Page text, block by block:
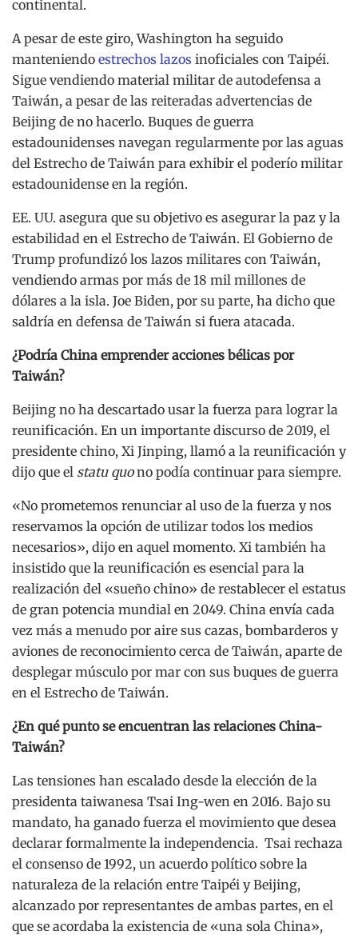
continental.
A pesar de este giro, Washington ha seguido
manteniendo estrechos lazos inoficiales con Taipéi.
Sigue vendiendo material militar de autodefensa a
Taiwán, a pesar de las reiteradas advertencias de
Beijing de no hacerlo. Buques de guerra
estadounidenses navegan regularmente por las aguas
del Estrecho de Taiwán para exhibir el poderío militar
estadounidense en la región.
EE. UU. asegura que su objetivo es asegurar la paz y la
estabilidad en el Estrecho de Taiwán. El Gobierno de
Trump profundizó los lazos militares con Taiwán,
vendiendo armas por más de 18 mil millones de
dólares a la isla. Joe Biden, por su parte, ha dicho que
saldría en defensa de Taiwán si fuera atacada.
¿Podría China emprender acciones bélicas por
Taiwán?
Beijing no ha descartado usar la fuerza para lograr la
reunificación. En un importante discurso de 2019, el
presidente chino, Xi Jinping, llamó a la reunificación y
dijo que el statu quono podía continuar para siempre.
«No prometemos renunciar al uso de la fuerza y nos
reservamos la opción de utilizar todos los medios
necesarios», dijo en aquel momento. Xi también ha
insistido que la reunificación es esencial para la
realización del «sueño chino» de restablecer el estatus
de gran potencia mundial en 2049. China envía cada
vez más a menudo por aire sus cazas, bombarderos y
aviones de reconocimiento cerca de Taiwán, aparte de
desplegar músculo por mar con sus buques de guerra
en el Estrecho de Taiwán.
¿En qué punto se encuentran las relaciones China-
Taiwán?
Las tensiones han escalado desde la elección de la
presidenta taiwanesa Tsai Ing-wen en 2016. Bajo su
mandato, ha ganado fuerza el movimiento que desea
declarar formalmente la independencia. Tsai rechaza
el consenso de 1992, un acuerdo político sobre la
naturaleza de la relación entre Taipéi y Beijing,
alcanzado por representantes de ambas partes, en el
que se acordaba la existencia de «una sola China»,